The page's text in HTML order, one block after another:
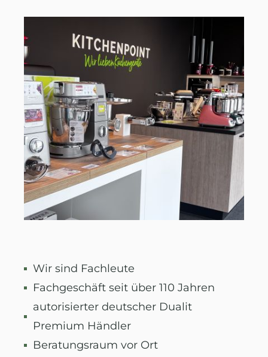
Wir sind Fachleute
Fachgeschäft seit über 110 Jahren
autorisierter deutscher Dualit
Premium Händler
Beratungsraum vor Ort